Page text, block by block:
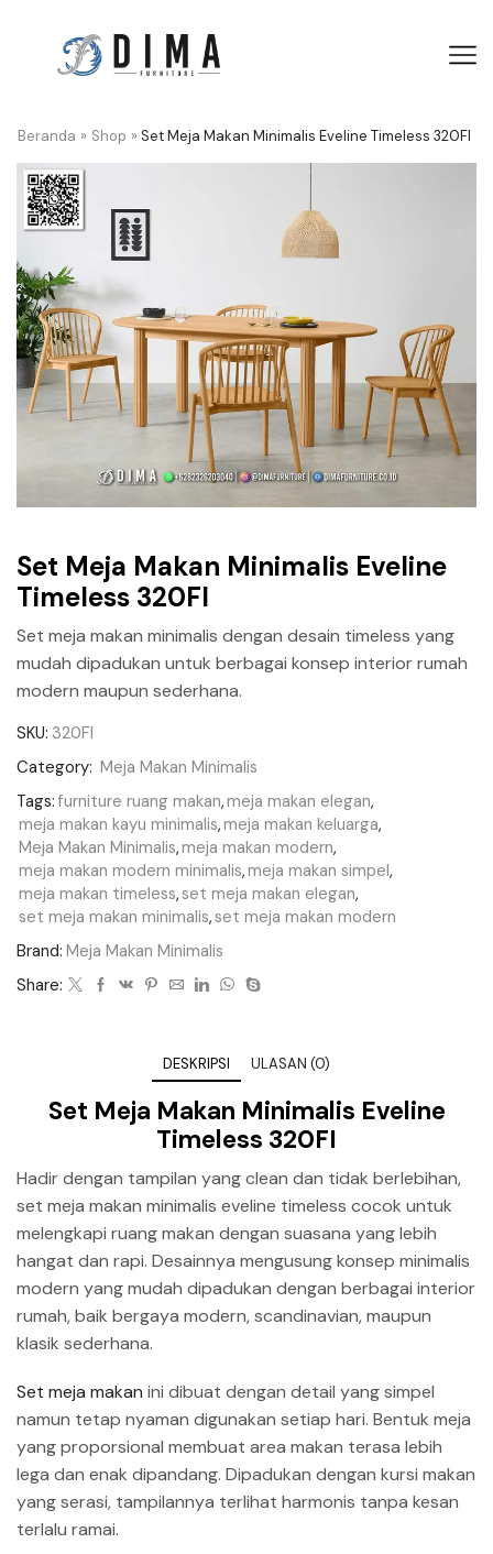
Beranda » Shop » Set Meja Makan Minimalis Eveline Timeless 320FI
Set Meja Makan Minimalis Eveline
Timeless 320FI
Set meja makan minimalis dengan desain timeless yang
mudah dipadukan untuk berbagai konsep interior rumah
modern maupun sederhana.
SKU: 320FI
Category: Meja Makan Minimalis
Tags: furniture ruang makan,meja makan elegan,
meja makan kayu minimalis,meja makan keluarga,
Meja Makan Minimalis,meja makan modern,
meja makan modern minimalis,meja makan simpel,
meja makan timeless,set meja makan elegan,
set meja makan minimalis,set meja makan modern
Brand: Meja Makan Minimalis
Share:
DESKRIPSI ULASAN (0)
Set Meja Makan Minimalis Eveline
Timeless 320FI
Hadir dengan tampilan yang clean dan tidak berlebihan,
set meja makan minimalis eveline timeless cocok untuk
melengkapi ruang makan dengan suasana yang lebih
hangat dan rapi. Desainnya mengusung konsep minimalis
modern yang mudah dipadukan dengan berbagai interior
rumah, baik bergaya modern, scandinavian, maupun
klasik sederhana.
Set meja makan ini dibuat dengan detail yang simpel
namun tetap nyaman digunakan setiap hari. Bentuk meja
yang proporsional membuat area makan terasa lebih
lega dan enak dipandang. Dipadukan dengan kursi makan
yang serasi, tampilannya terlihat harmonis tanpa kesan
terlalu ramai.